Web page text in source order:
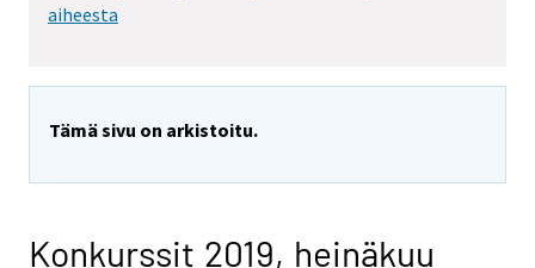
aiheesta
Tämä sivu on arkistoitu.
Konkurssit 2019, heinäkuu